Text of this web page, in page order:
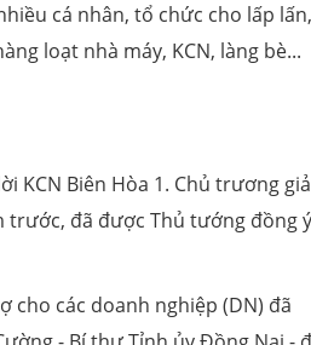
cá nhân, tổ chức cho lấp lấn,
loạt nhà máy, KCN, làng bè...
KCN Biên Hòa 1. Chủ trương
trước, đã được Thủ tướng đồng ý
cho các doanh nghiệp (DN) đã